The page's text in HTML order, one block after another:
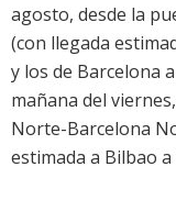
agosto, desde la
(con llegada
y los de Barcelona
mañana del
Norte-Barcelona
estimada a Bilbao